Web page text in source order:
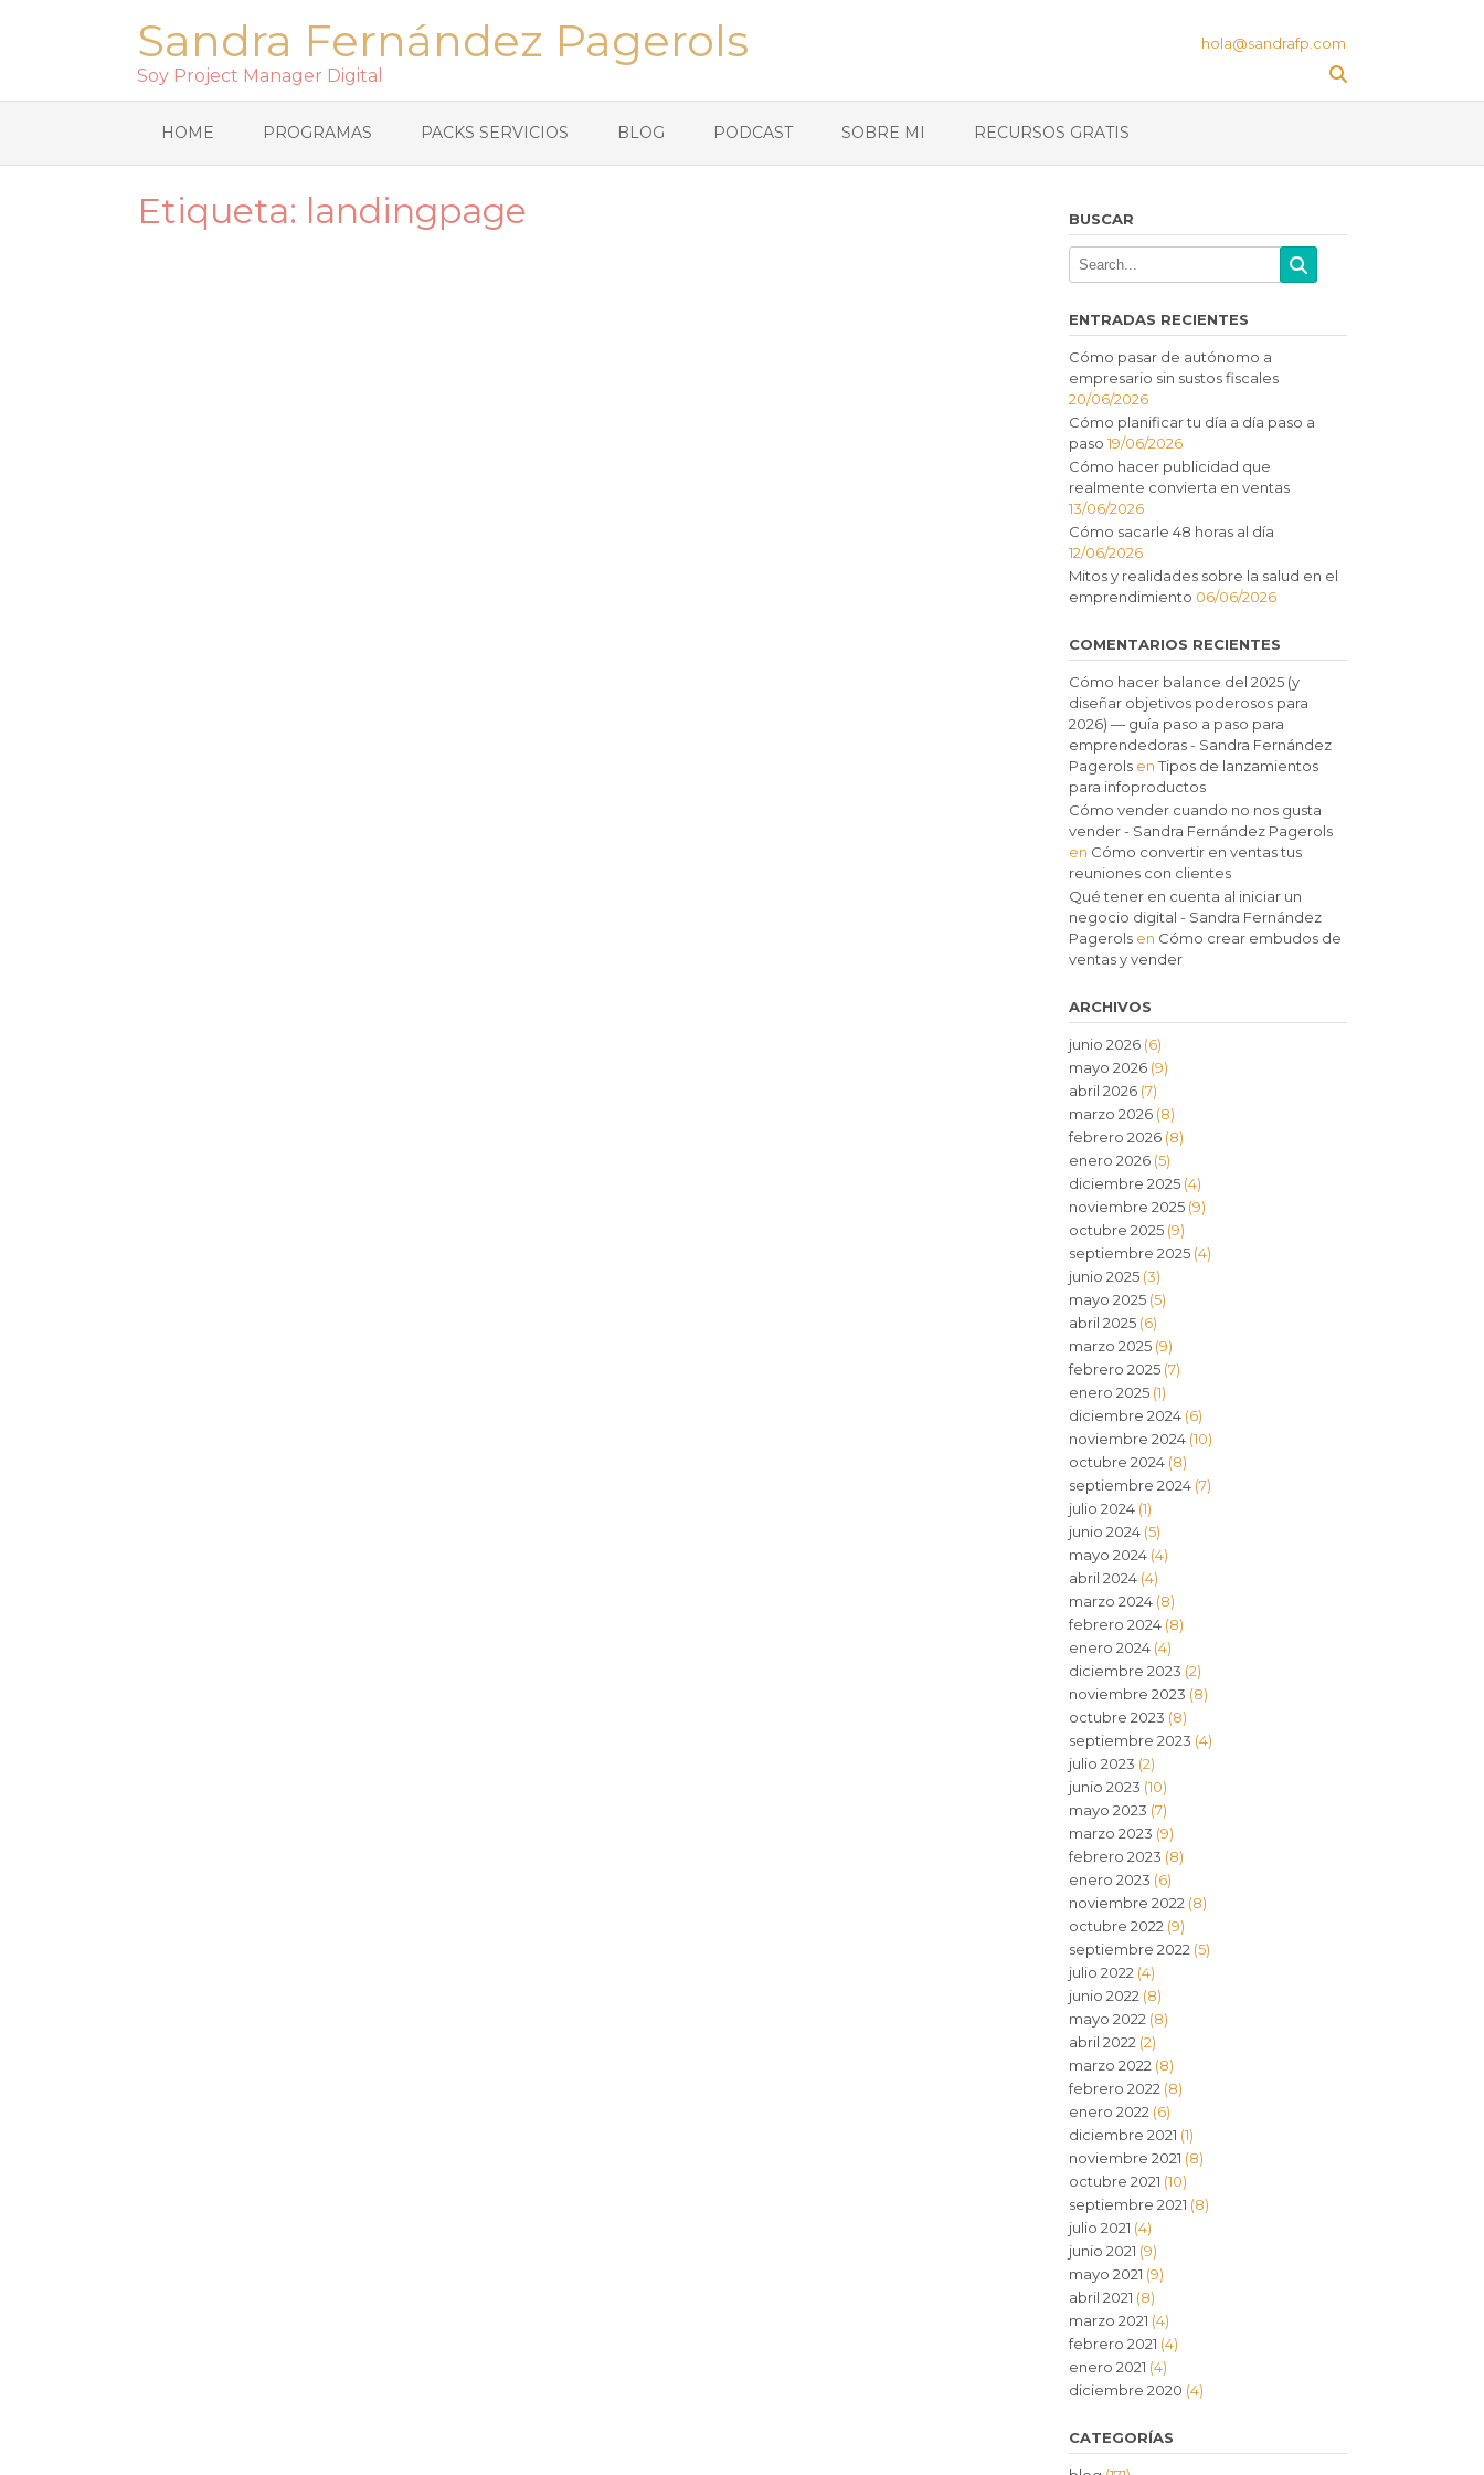
Sandra Fernández Pagerols
Soy Project Manager Digital
hola@sandrafp.com
HOME PROGRAMAS PACKS SERVICIOS BLOG PODCAST SOBRE MI RECURSOS GRATIS
Etiqueta: landingpage BUSCAR
ENTRADAS RECIENTES
Cómo pasar de autónomo a
empresario sin sustos fiscales
20/06/2026
Cómo planificar tu día a día paso a
paso 19/06/2026
Cómo hacer publicidad que
realmente convierta en ventas
13/06/2026
Cómo sacarle 48 horas al día
12/06/2026
Mitos y realidades sobre la salud en el
emprendimiento 06/06/2026
COMENTARIOS RECIENTES
Cómo hacer balance del 2025 (y
diseñar objetivos poderosos para
2026) — guía paso a paso para
emprendedoras - Sandra Fernández
PagerolsenTipos de lanzamientos
para infoproductos
Cómo vender cuando no nos gusta
vender - Sandra Fernández Pagerols
en Cómo convertir en ventas tus
reuniones con clientes
Qué tener en cuenta al iniciar un
negocio digital - Sandra Fernández
Pagerolsen Cómo crear embudos de
ventas y vender
ARCHIVOS
junio 2026(6)
mayo 2026(9)
abril 2026(7)
marzo 2026(8)
febrero 2026(8)
enero 2026(5)
diciembre 2025(4)
noviembre 2025(9)
octubre 2025(9)
septiembre 2025(4)
junio 2025(3)
mayo 2025(5)
abril 2025(6)
marzo 2025(9)
febrero 2025(7)
enero 2025(1)
diciembre 2024(6)
noviembre 2024(10)
octubre 2024(8)
septiembre 2024(7)
julio 2024(1)
junio 2024(5)
mayo 2024(4)
abril 2024(4)
marzo 2024(8)
febrero 2024(8)
enero 2024(4)
diciembre 2023 (2)
noviembre 2023 (8)
octubre 2023 (8)
septiembre 2023 (4)
julio 2023 (2)
junio 2023 (10)
mayo 2023 (7)
marzo 2023 (9)
febrero 2023 (8)
enero 2023 (6)
noviembre 2022 (8)
octubre 2022 (9)
septiembre 2022 (5)
julio 2022 (4)
junio 2022 (8)
mayo 2022 (8)
abril 2022 (2)
marzo 2022 (8)
febrero 2022 (8)
enero 2022 (6)
diciembre 2021 (1)
noviembre 2021 (8)
octubre 2021 (10)
septiembre 2021 (8)
julio 2021 (4)
junio 2021 (9)
mayo 2021 (9)
abril 2021 (8)
marzo 2021 (4)
febrero 2021 (4)
enero 2021 (4)
diciembre 2020 (4)
CATEGORÍAS